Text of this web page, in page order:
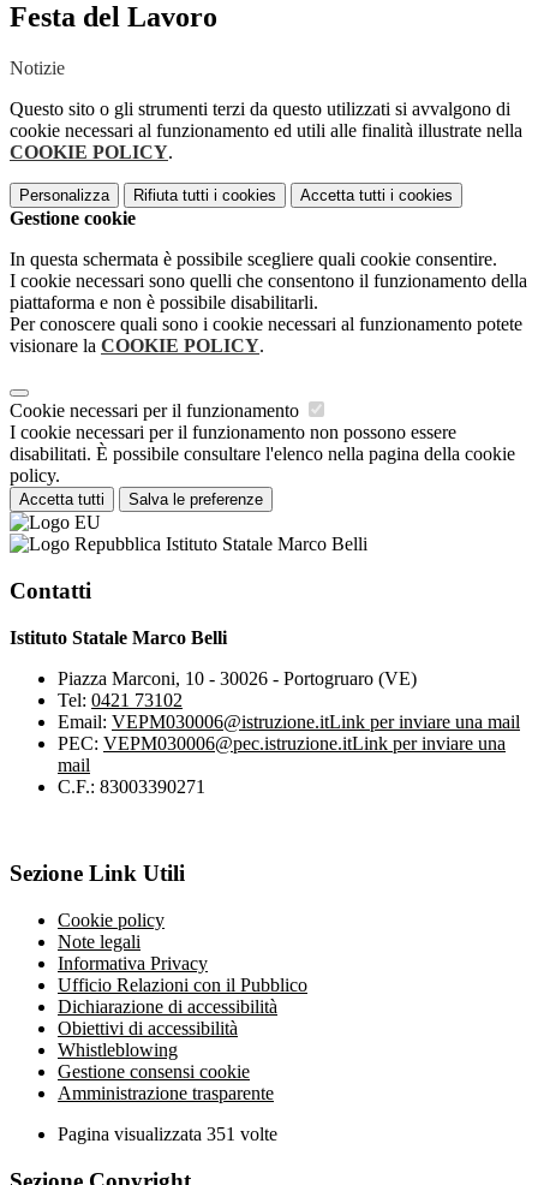
Festa del Lavoro
Notizie
Questo sito o gli strumenti terzi da questo utilizzati si avvalgono di
cookie necessari al funzionamento ed utili alle finalità illustrate nella
COOKIE POLICY.
Personalizza Rifiuta tutti i cookies Accetta tutti i cookies
Gestione cookie
In questa schermata è possibile scegliere quali cookie consentire.
I cookie necessari sono quelli che consentono il funzionamento della
piattaforma e non è possibile disabilitarli.
Per conoscere quali sono i cookie necessari al funzionamento potete
visionare la COOKIE POLICY.
Cookie necessari per il funzionamento
I cookie necessari per il funzionamento non possono essere
disabilitati. È possibile consultare l'elenco nella pagina della cookie
policy.
Accetta tutti Salva le preferenze
Istituto Statale Marco Belli
Contatti
Istituto Statale Marco Belli
Piazza Marconi, 10 - 30026 - Portogruaro (VE)
Tel: 0421 73102
Email: VEPM030006@istruzione.itLink per inviare una mail
PEC: VEPM030006@pec.istruzione.itLink per inviare una
mail
C.F.: 83003390271
Sezione Link Utili
Cookie policy
Note legali
Informativa Privacy
Ufficio Relazioni con il Pubblico
Dichiarazione di accessibilità
Obiettivi di accessibilità
Whistleblowing
Gestione consensi cookie
Amministrazione trasparente
Pagina visualizzata 351 volte